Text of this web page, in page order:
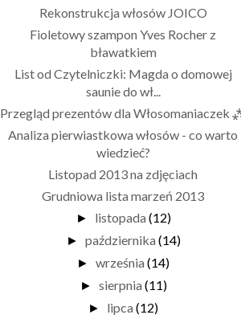
Rekonstrukcja włosów JOICO
Fioletowy szampon Yves Rocher z
bławatkiem
List od Czytelniczki: Magda o domowej
saunie do wł...
Przegląd prezentów dla Włosomaniaczek
Analiza pierwiastkowa włosów - co warto
wiedzieć?
Listopad 2013 na zdjęciach
Grudniowa lista marzeń 2013
► listopada (12)
► października (14)
► września (14)
► sierpnia (11)
► lipca (12)